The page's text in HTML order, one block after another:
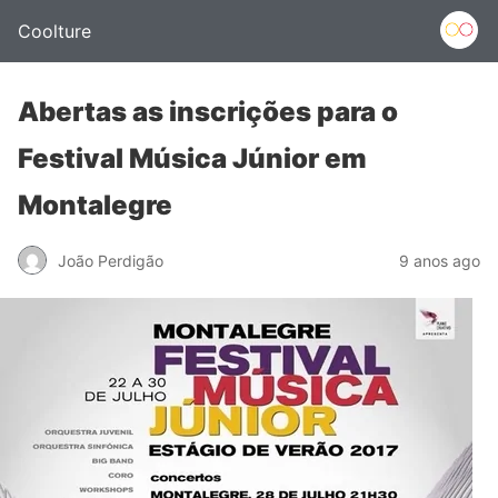
Coolture
Abertas as inscrições para o
Festival Música Júnior em
Montalegre
João Perdigão 9 anos ago